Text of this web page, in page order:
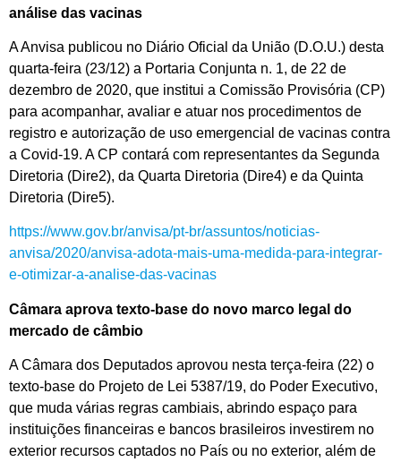
análise das vacinas
A Anvisa publicou no Diário Oficial da União (D.O.U.) desta
quarta-feira (23/12) a Portaria Conjunta n. 1, de 22 de
dezembro de 2020, que institui a Comissão Provisória (CP)
para acompanhar, avaliar e atuar nos procedimentos de
registro e autorização de uso emergencial de vacinas contra
a Covid-19. A CP contará com representantes da Segunda
Diretoria (Dire2), da Quarta Diretoria (Dire4) e da Quinta
Diretoria (Dire5).
https://www.gov.br/anvisa/pt-br/assuntos/noticias-
anvisa/2020/anvisa-adota-mais-uma-medida-para-integrar-
e-otimizar-a-analise-das-vacinas
Câmara aprova texto-base do novo marco legal do
mercado de câmbio
A Câmara dos Deputados aprovou nesta terça-feira (22) o
texto-base do Projeto de Lei 5387/19, do Poder Executivo,
que muda várias regras cambiais, abrindo espaço para
instituições financeiras e bancos brasileiros investirem no
exterior recursos captados no País ou no exterior, além de